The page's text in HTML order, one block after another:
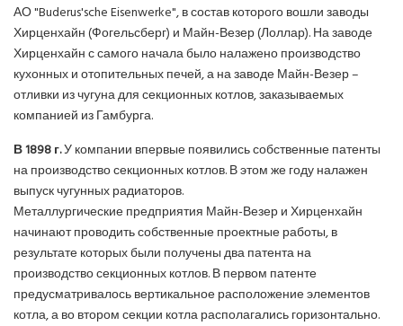
АО "Buderus'sche Eisenwerke", в состав которого вошли заводы
Хирценхайн (Фогельсберг) и Майн-Везер (Лоллар). На заводе
Хирценхайн с самого начала было налажено производство
кухонных и отопительных печей, а на заводе Майн-Везер –
отливки из чугуна для секционных котлов, заказываемых
компанией из Гамбурга.
В 1898 г.У компании впервые появились собственные патенты
на производство секционных котлов. В этом же году налажен
выпуск чугунных радиаторов.
Металлургические предприятия Майн-Везер и Хирценхайн
начинают проводить собственные проектные работы, в
результате которых были получены два патента на
производство секционных котлов. В первом патенте
предусматривалось вертикальное расположение элементов
котла, а во втором секции котла располагались горизонтально.